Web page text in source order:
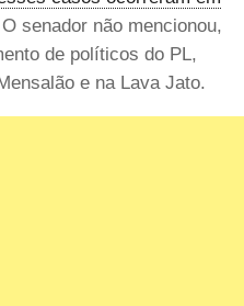
senador não mencionou,
de políticos do PL,
e na Lava Jato.